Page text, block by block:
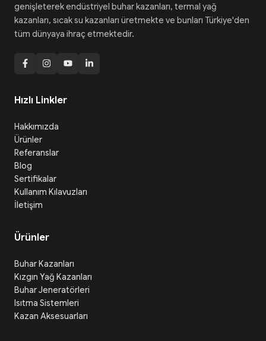
genişleterek endüstriyel buhar kazanları, termal yağ
kazanları, sıcak su kazanları üretmekte ve bunları Türkiye'den
tüm dünyaya ihraç etmektedir.
Hızlı Linkler
Hakkımızda
Ürünler
Referanslar
Blog
Sertifikalar
Kullanım Kılavuzları
İletişim
Ürünler
Buhar Kazanları
Kızgın Yağ Kazanları
Buhar Jeneratörleri
Isıtma Sistemleri
Kazan Aksesuarları